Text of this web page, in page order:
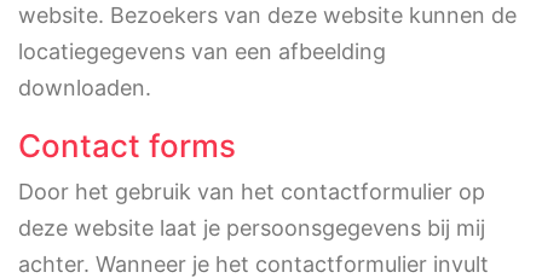
website. Bezoekers van deze website kunnen de
locatiegegevens van een afbeelding
downloaden.
Contact forms
Door het gebruik van het contactformulier op
deze website laat je persoonsgegevens bij mij
achter. Wanneer je het contactformulier invult